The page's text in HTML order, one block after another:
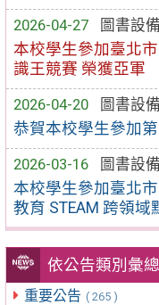
2026-04-27
圖書設
本校學生參加臺北
識王競賽 榮獲亞軍
2026-04-20
圖書設
恭賀本校學生參加
2026-03-16
圖書設
本校學生參加臺北
教育 STEAM 跨領
依公告類別彙總
重要公告 ( 265 )